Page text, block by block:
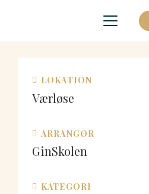
LOKATION
Værløse
ARRANGØR
GinSkolen
KATEGORI